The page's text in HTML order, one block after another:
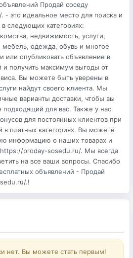
Продай соседу
это идеальное место для поиска и
следующих категориях:
недвижимость, услуги,
мебель, одежда, обувь и многое
или опубликовать объявление в
и получить максимум выгоды от
Вы можете быть уверены в
найдут своего клиента. Мы
варианты доставки, чтобы вы
подходящий для вас. Также у нас
для постоянных клиентов при
в платных категориях. Вы можете
информацию о наших товарах и
proday-sosedu.ru/. Мы всегда
на все ваши вопросы. Спасибо
объявлений - Продай
.!
нет. Вы можете стать первым!